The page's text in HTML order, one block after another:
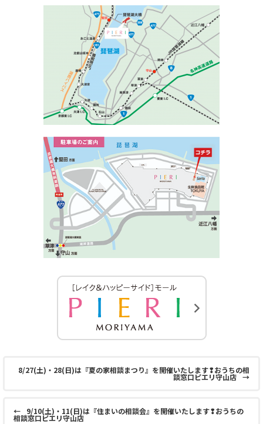
8/27(土)・28(日)は『夏の家相談まつり』を開催いたします❢おうちの相
談窓口ピエリ守山店 →
← 9/10(土)・11(日)は『住まいの相談会』を開催いたします❢おうちの
相談窓口ピエリ守山店